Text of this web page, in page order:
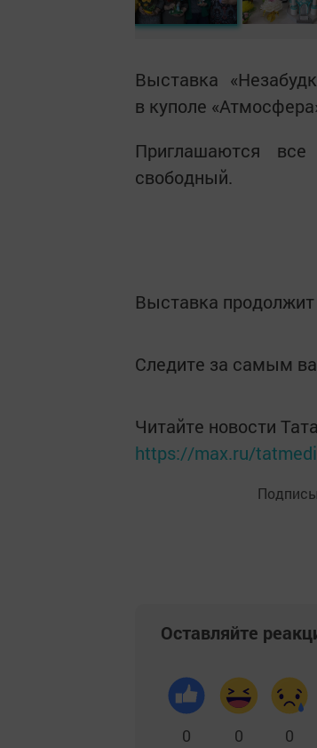
Выставка
в куполе
Приглашаются
свободный.
Выставка
Следите за самым
Читайте новости
https://max.ru/
Оставляйте
0 0 0